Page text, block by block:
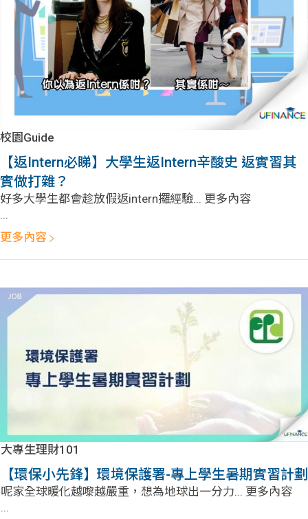
校園Guide
【返Intern必睇】大學生返Intern辛酸史 返實習其
實做打雜？
好多大學生都會趁放假返intern攞經驗... 更多內容
...
更多內容
大專生理財101
【環保小先鋒】環境保護署-專上學生暑期實習計劃
呢家全球暖化越嚟越嚴重，想為地球出一分力... 更多內容
...